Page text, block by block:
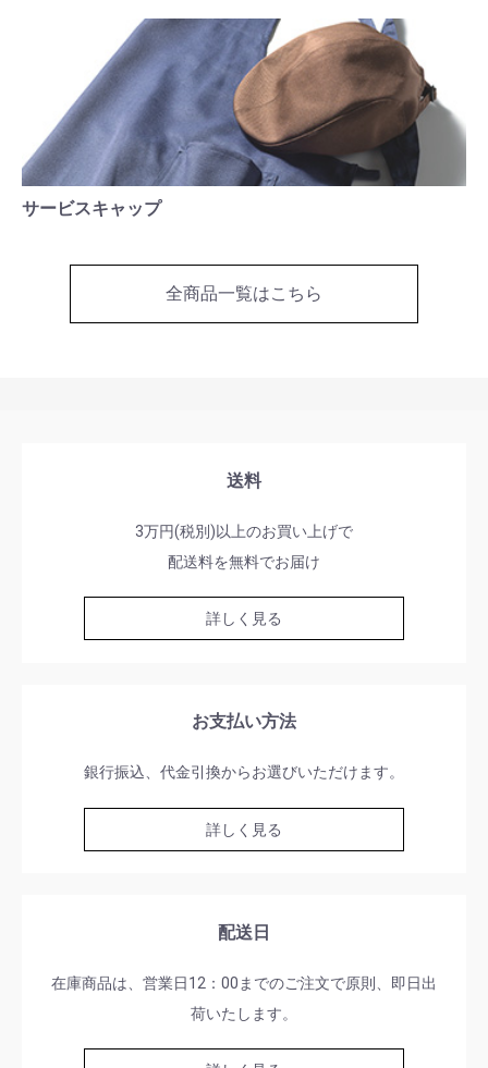
サービスキャップ
全商品一覧はこちら
送料
3万円(税別)以上のお買い上げで
配送料を無料でお届け
詳しく見る
お支払い方法
銀行振込、代金引換からお選びいただけます。
詳しく見る
配送日
在庫商品は、営業日12：00までのご注文で原則、即日出
荷いたします。